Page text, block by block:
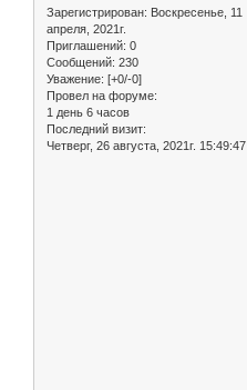
Зарегистрирован: Воскресенье, 11
апреля, 2021г.
Приглашений: 0
Сообщений: 230
Уважение: [+0/-0]
Провел на форуме:
1 день 6 часов
Последний визит:
Четверг, 26 августа, 2021г. 15:49:47